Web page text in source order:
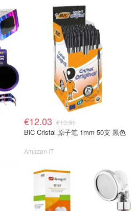
€12.03 €13.91
BiC Cristal 原子笔 1mm 50支 黑色
Amazon IT